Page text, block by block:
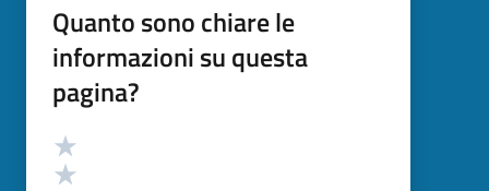
Quanto sono chiare le
informazioni su questa
pagina?
Valutazione